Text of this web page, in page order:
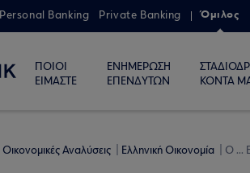
Personal Banking Private Banking Όμιλος
ΠΟΙΟΙ
ΕΙΜΑΣΤΕ
ΕΝΗΜΕΡΩΣΗ
ΕΠΕΝΔΥΤΩΝ
ΚΟΝΤΑ
Οικονομικές Αναλύσεις Ελληνική Οικονομία Ο ...